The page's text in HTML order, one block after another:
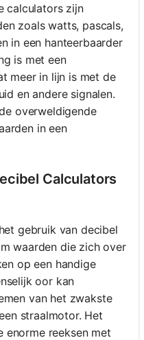
calculators zijn
zoals watts, pascals,
in een hanteerbaarder
is met een
meer in lijn is met de
en andere signalen.
overweldigende
in een
Calculators
gebruik van decibel
waarden die zich over
op een handige
oor kan
van het zwakste
straalmotor. Het
reeksen met